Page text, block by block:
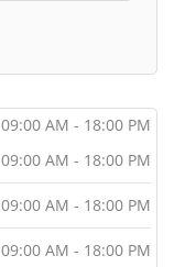
09:00 AM - 18:00 PM
09:00 AM - 18:00 PM
09:00 AM - 18:00 PM
09:00 AM - 18:00 PM